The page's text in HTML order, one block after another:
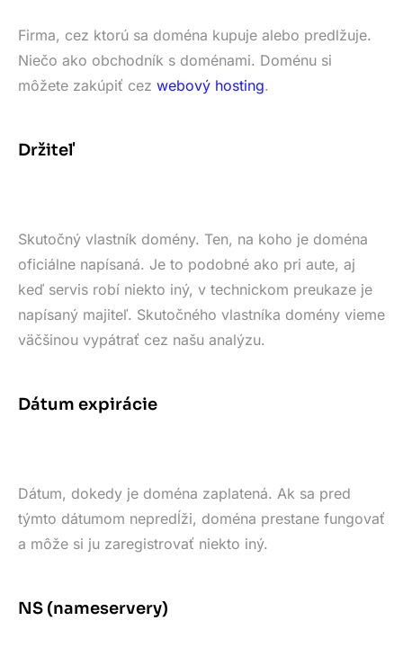
Firma, cez ktorú sa doména kupuje alebo predlžuje.
Niečo ako obchodník s doménami. Doménu si
môžete zakúpiť cez webový hosting.
Držiteľ
Skutočný vlastník domény. Ten, na koho je doména
oficiálne napísaná. Je to podobné ako pri aute, aj
keď servis robí niekto iný, v technickom preukaze je
napísaný majiteľ. Skutočného vlastníka domény vieme
väčšinou vypátrať cez našu analýzu.
Dátum expirácie
Dátum, dokedy je doména zaplatená. Ak sa pred
týmto dátumom nepredĺži, doména prestane fungovať
a môže si ju zaregistrovať niekto iný.
NS (nameservery)